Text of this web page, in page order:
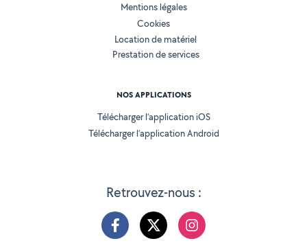
Retrouvez-nous :
Mentions légales
Cookies
Location de matériel
Prestation de services
NOS APPLICATIONS
Télécharger l’application iOS
Télécharger l’application Android